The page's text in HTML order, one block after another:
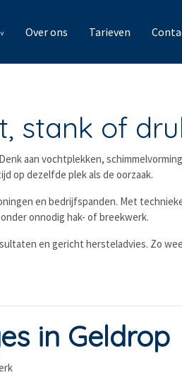
Over ons Tarieven
stank of
aan vochtplekken,
op dezelfde plek als de oorzaak.
en bedrijfspanden. Met
onnodig hak- of breekwerk.
en gericht hersteladvies. Zo
in Geldrop